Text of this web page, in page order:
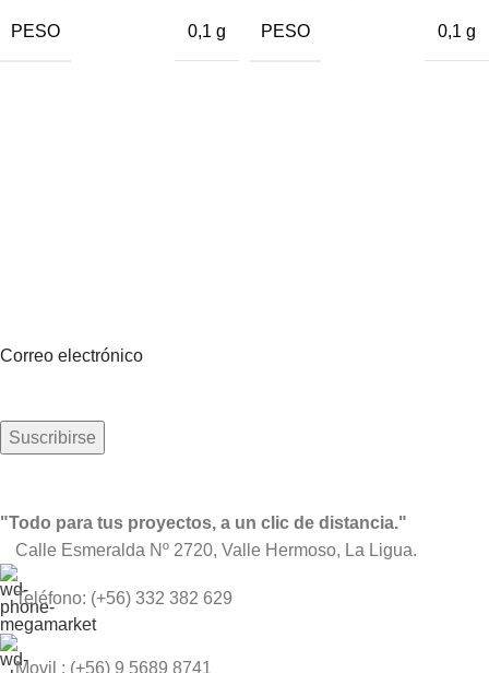
PESO 0,1 g PESO 0,1 g
Correo electrónico
"Todo para tus proyectos, a un clic de distancia."
Calle Esmeralda Nº 2720, Valle Hermoso, La Ligua.
Teléfono: (+56) 332 382 629
Movil : (+56) 9 5689 8741